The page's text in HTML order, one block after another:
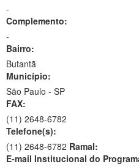
-
Complemento:
-
Bairro:
Butantã
Município:
São Paulo - SP
FAX:
(11) 2648-6782
Telefone(s):
(11) 2648-6782 Ramal:
E-mail Institucional do